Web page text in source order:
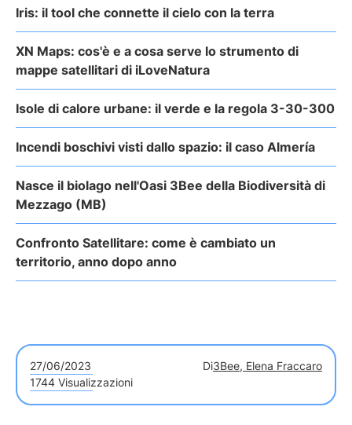
Iris: il tool che connette il cielo con la terra
XN Maps: cos'è e a cosa serve lo strumento di
mappe satellitari di iLoveNatura
Isole di calore urbane: il verde e la regola 3-30-300
Incendi boschivi visti dallo spazio: il caso Almería
Nasce il biolago nell'Oasi 3Bee della Biodiversità di
Mezzago (MB)
Confronto Satellitare: come è cambiato un
territorio, anno dopo anno
27/06/2023 Di3Bee, Elena Fraccaro
1744 Visualizzazioni